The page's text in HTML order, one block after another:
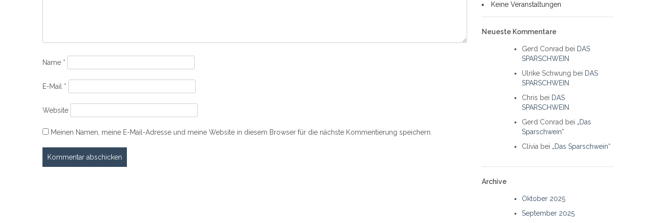
Name *
E-Mail *
Website
Meinen Namen, meine E-Mail-Adresse und meine Website in diesem Browser für die nächste Kommentierung speichern.
Keine Veranstaltungen
Neueste Kommentare
Gerd Conrad bei DAS
SPARSCHWEIN
Ulrike Schwung bei DAS
SPARSCHWEIN
Chris bei DAS
SPARSCHWEIN
Gerd Conrad bei „Das
Sparschwein“
Clivia bei „Das Sparschwein“
Archive
Oktober 2025
September 2025